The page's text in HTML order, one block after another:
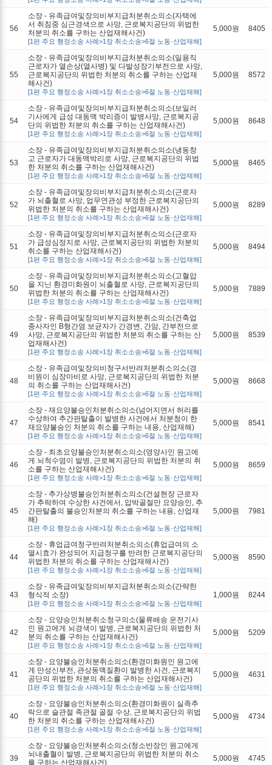
56
소장 - 유족급여및장의비부지급처분취소의소(자택에
서 취침중 심근경색으로 사망, 근로복지공단의 위법한
처분의 취소를 구하는 산업재해사건)
[1편 주요 행정소송 사례>1장 취소소송>6절 노동·산업재해]
5,000원 8405
55
소장 - 유족급여및장의비부지급처분취소의소(일용직
근로자가 열손상(열사병) 및 다발성장기부전으로 사망,
근로복지공단의 위법한 처분의 취소를 구하는 산업재
해사건)
[1편 주요 행정소송 사례>1장 취소소송>6절 노동·산업재해]
5,000원 8572
54
소장 - 유족급여및장의비부지급처분취소의소(보일러
기사에게 급성 대동맥 박리증이 발병사망, 근로복지공
단의 위법한 처분의 취소를 구하는 산업재해사건)
[1편 주요 행정소송 사례>1장 취소소송>6절 노동·산업재해]
5,000원 8648
53
소장 - 유족급여및장의비부지급처분취소의소(냉동창
고 근로자가 대동맥박리로 사망, 근로복지공단의 위법
한 처분의 취소를 구하는 산업재해사건)
[1편 주요 행정소송 사례>1장 취소소송>6절 노동·산업재해]
5,000원 8465
52
소장 - 유족급여및장의비부지급처분취소의소(근로자
가 뇌출혈로 사망, 업무연관성 부정한 근로복지공단의
위법한 처분의 취소를 구하는 산업재해사건)
[1편 주요 행정소송 사례>1장 취소소송>6절 노동·산업재해]
5,000원 8289
51
소장 - 유족급여및장의비부지급처분취소의소(근로자
가 급성심정지로 사망, 근로복지공단의 위법한 처분의
취소를 구하는 산업재해사건)
[1편 주요 행정소송 사례>1장 취소소송>6절 노동·산업재해]
5,000원 8494
50
소장 - 유족급여및장의비부지급처분취소의소(고혈압
을 지닌 환경미화원이 뇌출혈로 사망, 근로복지공단의
위법한 처분의 취소를 구하는 산업재해사건)
[1편 주요 행정소송 사례>1장 취소소송>6절 노동·산업재해]
5,000원 7889
49
소장 - 유족급여및장의비부지급처분취소의소(건축업
종사자인 B형간염 보균자가 간경변, 간암, 간부전으로
사망, 근로복지공단의 위법한 처분의 취소를 구하는 산
업재해사건)
[1편 주요 행정소송 사례>1장 취소소송>6절 노동·산업재해]
5,000원 8539
48
소장 - 유족급여및장의비청구서반려처분취소의소(경
비원이 심장마비로 사망, 근로복지공단의 위법한 처분
의 취소를 구하는 산업재해사건)
[1편 주요 행정소송 사례>1장 취소소송>6절 노동·산업재해]
5,000원 8668
47
소장 - 재요양불승인처분취소의소(넘어지면서 허리를
수상하여 추간판탈출이 발병한 사건에서 처분청이 한
재요양불승인 처분의 취소를 구하는 내용, 산업재해)
[1편 주요 행정소송 사례>1장 취소소송>6절 노동·산업재해]
5,000원 8541
46
소장 - 최초요양불승인처분취소의소(영양사인 원고에
게 뇌척수염이 발병, 근로복지공단의 위법한 처분의 취
소를 구하는 산업재해사건)
[1편 주요 행정소송 사례>1장 취소소송>6절 노동·산업재해]
5,000원 8659
45
소장 - 추가상병불승인처분취소의소(건설현장 근로자
가 추락하여 수상한 사건에서, 압박골절만 요양승인, 추
간판탈출의 불승인처분의 취소를 구하는 내용, 산업재
해)
[1편 주요 행정소송 사례>1장 취소소송>6절 노동·산업재해]
5,000원 7981
44
소장 - 휴업급여청구반려처분취소의소(휴업급여의 소
멸시효가 완성되어 지급청구를 반려한 근로복지공단의
위법한 처분의 취소를 구하는 산업재해사건)
[1편 주요 행정소송 사례>1장 취소소송>6절 노동·산업재해]
5,000원 8590
43
소장 - 유족급여및장의비부지급처분취소의소(간략한
형식적 소장)
[1편 주요 행정소송 사례>1장 취소소송>6절 노동·산업재해]
1,000원 8244
42
소장 - 요양승인처분취소청구의소(물류배송 운전기사
인 원고에게 뇌경색이 발병, 근로복지공단의 위법한 처
분의 취소를 구하는 산업재해사건)
[1편 주요 행정소송 사례>1장 취소소송>6절 노동·산업재해]
5,000원 5209
41
소장 - 요양불승인처분취소의소(환경미화원인 원고에
게 만성신부전, 관상동맥질환이 발병한 사건, 근로복지
공단의 위법한 처분의 취소를 구하는 산업재해사건)
[1편 주요 행정소송 사례>1장 취소소송>6절 노동·산업재해]
5,000원 4631
40
소장 - 요양불승인처분취소의소(환경미화원이 실족추
락으로 슬관절 족관절 골절 수상, 근로복지공단의 위법
한 처분의 취소를 구하는 산업재해사건)
[1편 주요 행정소송 사례>1장 취소소송>6절 노동·산업재해]
5,000원 4734
39
소장 - 요양불승인처분취소의소(청소반장인 원고에게
뇌내출혈이 발병, 근로복지공단의 위법한 처분의 취소
를 구하는 산업재해사건)
5,000원 4745